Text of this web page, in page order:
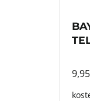
9,95